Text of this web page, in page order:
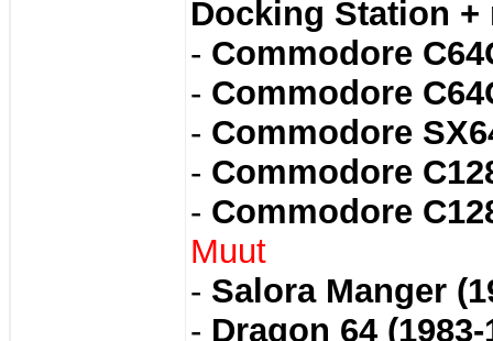
Docking Station +
- Commodore
- Commodore
- Commodore
- Commodore
- Commodore
Muut
- Salora Manger
- Dragon 64 (1983-